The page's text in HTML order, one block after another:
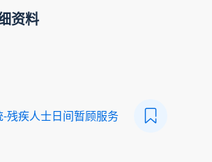
资料
残疾人士日间暂顾服务